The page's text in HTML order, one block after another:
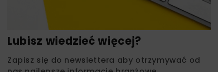
Lubisz wiedzieć więcej?
Zapisz się do newslettera aby otrzymywać od